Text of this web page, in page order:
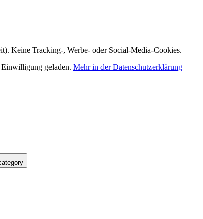
Keine Tracking-, Werbe- oder Social-Media-Cookies.
geladen. Mehr in der Datenschutzerklärung